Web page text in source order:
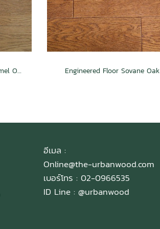
Engineered Floor Turin Caramel Oak Engineered Floor Sovane Oak
อีเมล :
Online@the-urbanwood.com
เบอร์โทร : 02-0966535
ID Line : @urbanwood